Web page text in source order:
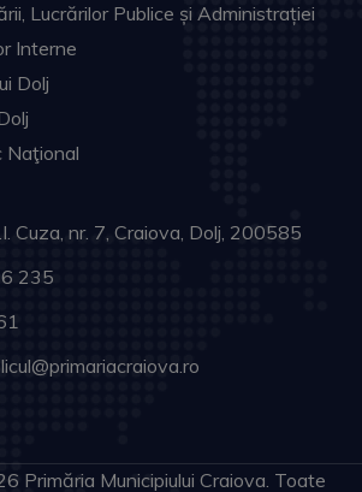
Lucrărilor Publice și Administrației
Interne
Dolj
Naţional
Cuza, nr. 7, Craiova, Dolj, 200585
235
Primăria Municipiului Craiova. Toate